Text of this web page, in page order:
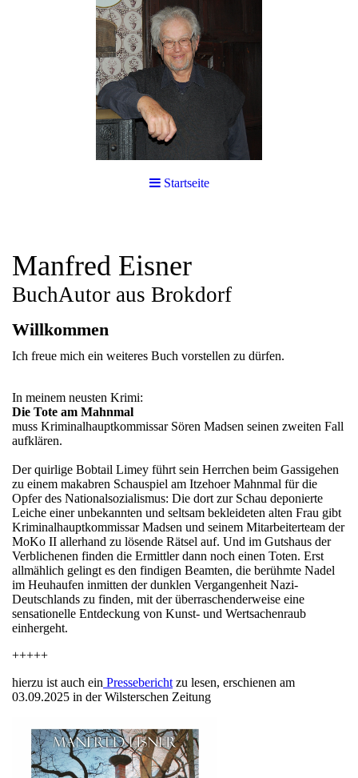
Startseite
Manfred Eisner
BuchAutor aus Brokdorf
Willkommen
Ich freue mich ein weiteres Buch vorstellen zu dürfen.
In meinem neusten Krimi:
Die Tote am Mahnmal
muss Kriminalhauptkommissar Sören Madsen seinen zweiten Fall
aufklären.
Der quirlige Bobtail Limey führt sein Herrchen beim Gassigehen
zu einem makabren Schauspiel am Itzehoer Mahnmal für die
Opfer des Nationalsozialismus: Die dort zur Schau deponierte
Leiche einer unbekannten und seltsam bekleideten alten Frau gibt
Kriminalhauptkommissar Madsen und seinem Mitarbeiterteam der
MoKo II allerhand zu lösende Rätsel auf. Und im Gutshaus der
Verblichenen finden die Ermittler dann noch einen Toten. Erst
allmählich gelingt es den findigen Beamten, die berühmte Nadel
im Heuhaufen inmitten der dunklen Vergangenheit Nazi-
Deutschlands zu finden, mit der überraschenderweise eine
sensationelle Entdeckung von Kunst- und Wertsachenraub
einhergeht.
+++++
hierzu ist auch ein Pressebericht zu lesen, erschienen am
03.09.2025 in der Wilsterschen Zeitung